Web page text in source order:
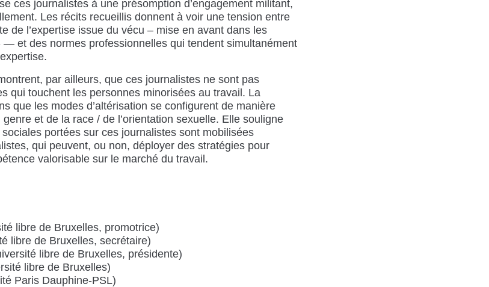
ces journalistes à une présomption d’engagement militant,
Les récits recueillis donnent à voir une tension entre
de l’expertise issue du vécu – mise en avant dans les
— et des normes professionnelles qui tendent simultanément
par ailleurs, que ces journalistes ne sont pas
qui touchent les personnes minorisées au travail. La
que les modes d’altérisation se configurent de manière
et de la race / de l’orientation sexuelle. Elle souligne
portées sur ces journalistes sont mobilisées
qui peuvent, ou non, déployer des stratégies pour
valorisable sur le marché du travail.
libre de Bruxelles, promotrice)
libre de Bruxelles, secrétaire)
libre de Bruxelles, présidente)
libre de Bruxelles)
Paris Dauphine-PSL)